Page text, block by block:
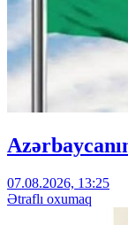
07.08.2026, 13:25
Ətraflı oxumaq